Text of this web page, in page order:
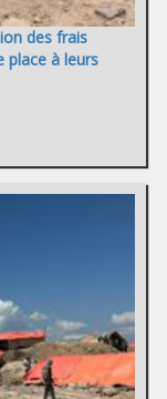
des frais
place à leurs